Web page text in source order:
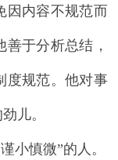
因内容不规范而
于分析总结，
度规范。他对事
儿。
小慎微”的人。